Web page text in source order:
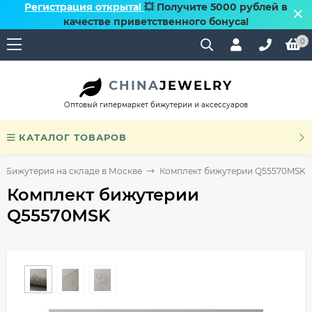
Регистрация открыта! 💥 Получите 5000 рублей в
качестве приветственного бонуса!
0
CHINAJEWELRY
Оптовый гипермаркет бижутерии и аксессуаров
КАТАЛОГ ТОВАРОВ
Бижутерия на складе в Москве Комплект бижутерии Q55570MSK
Комплект бижутерии
Q55570MSK